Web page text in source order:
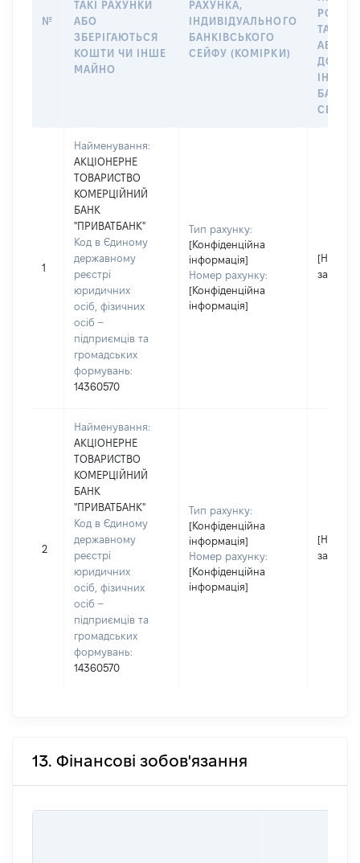
№
ТАКІ РАХУНКИ
АБО
ЗБЕРІГАЮТЬСЯ
КОШТИ ЧИ ІНШЕ
МАЙНО
РАХУНКА,
ІНДИВІДУАЛЬНОГО
БАНКІВСЬКОГО
СЕЙФУ (КОМІРКИ)
ТАКИМ
АБО
ДО
СЕЙФУ
1
Найменування:
АКЦІОНЕРНЕ
ТОВАРИСТВО
КОМЕРЦІЙНИЙ
БАНК
"ПРИВАТБАНК"
Код в Єдиному
державному
реєстрі
юридичних
осіб, фізичних
осіб –
підприємців та
громадських
формувань:
14360570
Тип рахунку:
[Конфіденційна
інформація]
Номер рахунку:
[Конфіденційна
інформація]
[Не
2
Найменування:
АКЦІОНЕРНЕ
ТОВАРИСТВО
КОМЕРЦІЙНИЙ
БАНК
"ПРИВАТБАНК"
Код в Єдиному
державному
реєстрі
юридичних
осіб, фізичних
осіб –
підприємців та
громадських
формувань:
14360570
Тип рахунку:
[Конфіденційна
інформація]
Номер рахунку:
[Конфіденційна
інформація]
[Не
13. Фінансові зобов'язання